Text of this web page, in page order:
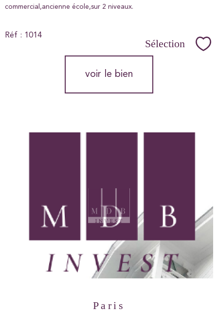
commercial,ancienne école,sur 2 niveaux.
Réf : 1014
Sélection
voir le bien
Paris